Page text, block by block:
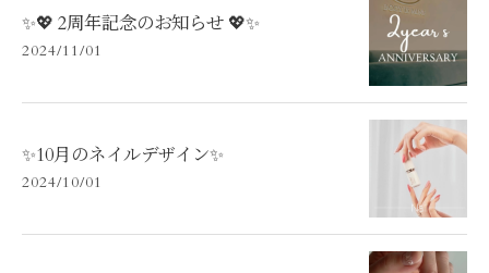
✨💖 2周年記念のお知らせ 💖✨
2024/11/01
✨10月のネイルデザイン✨
2024/10/01